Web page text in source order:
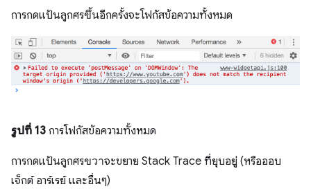
การกดแป้นลูกศรขึ้นอีกครั้งจะโฟกัสข้อความทั้งหมด
รูปที่ 13 การโฟกัสข้อความทั้งหมด
การกดแป้นลูกศรขวาจะขยาย Stack Trace ที่ยุบอยู่ (หรือออบ
เจ็กต์ อาร์เรย์ และอื่นๆ)